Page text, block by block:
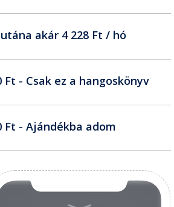
utána akár 4 228 Ft / hó
Ft - Csak ez a hangoskönyv
Ft - Ajándékba adom